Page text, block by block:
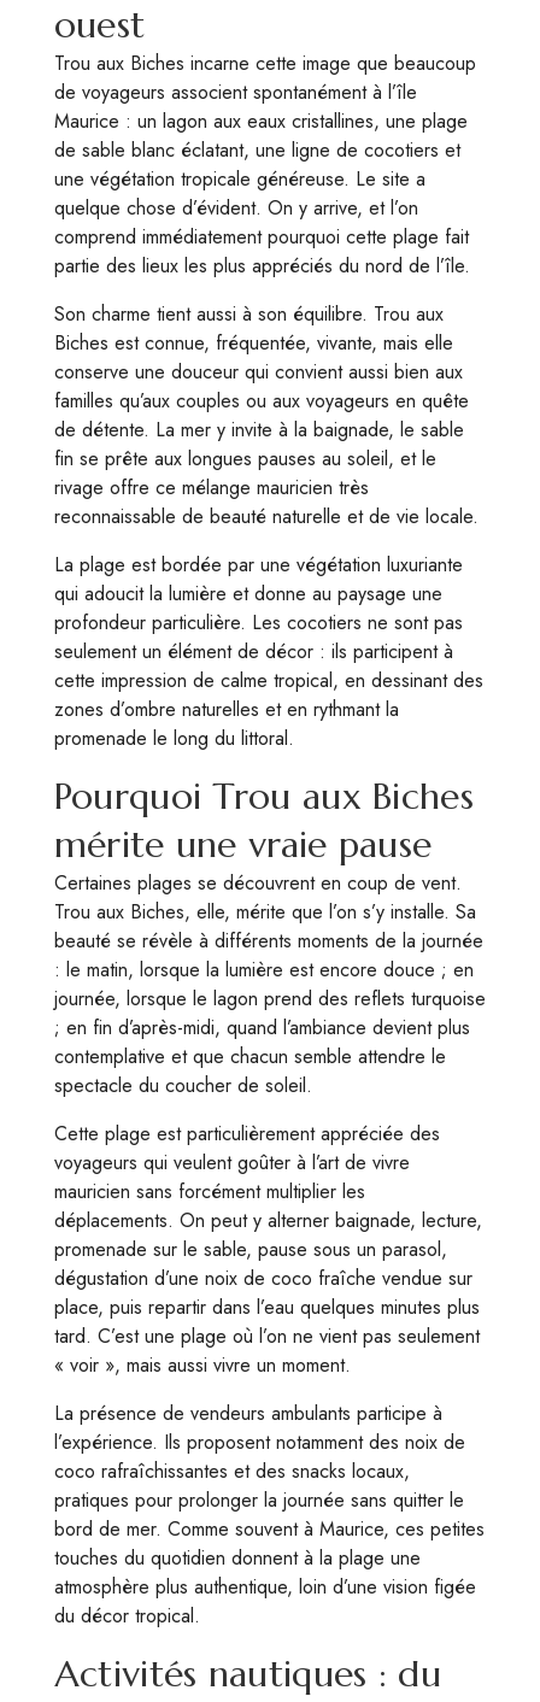
ouest
Trou aux Biches incarne cette image que beaucoup
de voyageurs associent spontanément à l’île
Maurice : un lagon aux eaux cristallines, une plage
de sable blanc éclatant, une ligne de cocotiers et
une végétation tropicale généreuse. Le site a
quelque chose d’évident. On y arrive, et l’on
comprend immédiatement pourquoi cette plage fait
partie des lieux les plus appréciés du nord de l’île.
Son charme tient aussi à son équilibre. Trou aux
Biches est connue, fréquentée, vivante, mais elle
conserve une douceur qui convient aussi bien aux
familles qu’aux couples ou aux voyageurs en quête
de détente. La mer y invite à la baignade, le sable
fin se prête aux longues pauses au soleil, et le
rivage offre ce mélange mauricien très
reconnaissable de beauté naturelle et de vie locale.
La plage est bordée par une végétation luxuriante
qui adoucit la lumière et donne au paysage une
profondeur particulière. Les cocotiers ne sont pas
seulement un élément de décor : ils participent à
cette impression de calme tropical, en dessinant des
zones d’ombre naturelles et en rythmant la
promenade le long du littoral.
Pourquoi Trou aux Biches
mérite une vraie pause
Certaines plages se découvrent en coup de vent.
Trou aux Biches, elle, mérite que l’on s’y installe. Sa
beauté se révèle à différents moments de la journée
: le matin, lorsque la lumière est encore douce ; en
journée, lorsque le lagon prend des reflets turquoise
; en fin d’après-midi, quand l’ambiance devient plus
contemplative et que chacun semble attendre le
spectacle du coucher de soleil.
Cette plage est particulièrement appréciée des
voyageurs qui veulent goûter à l’art de vivre
mauricien sans forcément multiplier les
déplacements. On peut y alterner baignade, lecture,
promenade sur le sable, pause sous un parasol,
dégustation d’une noix de coco fraîche vendue sur
place, puis repartir dans l’eau quelques minutes plus
tard. C’est une plage où l’on ne vient pas seulement
« voir », mais aussi vivre un moment.
La présence de vendeurs ambulants participe à
l’expérience. Ils proposent notamment des noix de
coco rafraîchissantes et des snacks locaux,
pratiques pour prolonger la journée sans quitter le
bord de mer. Comme souvent à Maurice, ces petites
touches du quotidien donnent à la plage une
atmosphère plus authentique, loin d’une vision figée
du décor tropical.
Activités nautiques : du